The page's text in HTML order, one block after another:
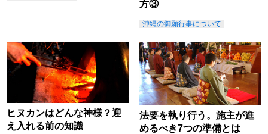
方③
沖縄の御願行事について
ヒヌカンはどんな神様？迎
え入れる前の知識
法要を執り行う。施主が進
めるべき7つの準備とは